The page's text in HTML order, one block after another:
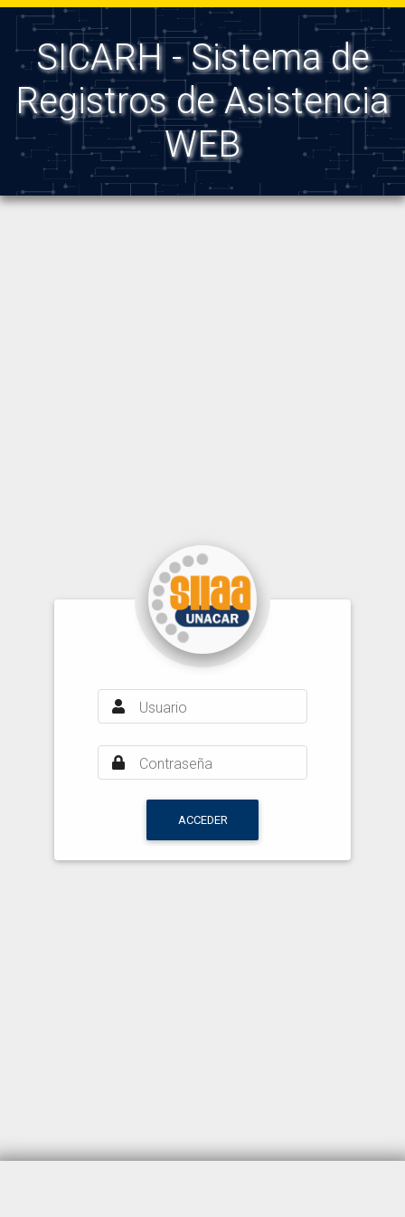
SICARH - Sistema de
Registros de Asistencia
WEB
Usuario
Contraseña